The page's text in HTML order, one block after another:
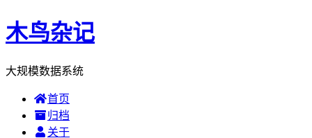
木鸟杂记
大规模数据系统
首页
归档
关于